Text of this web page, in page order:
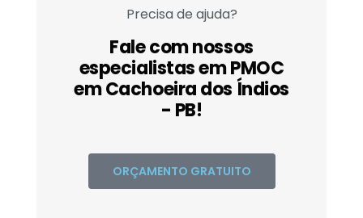
Precisa de ajuda?
Fale com nossos
especialistas em PMOC
em Cachoeira dos Índios
- PB!
ORÇAMENTO GRATUITO